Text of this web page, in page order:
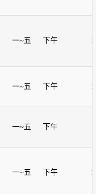
一~五 下午
一~五 下午
一~五 下午
一~五 下午